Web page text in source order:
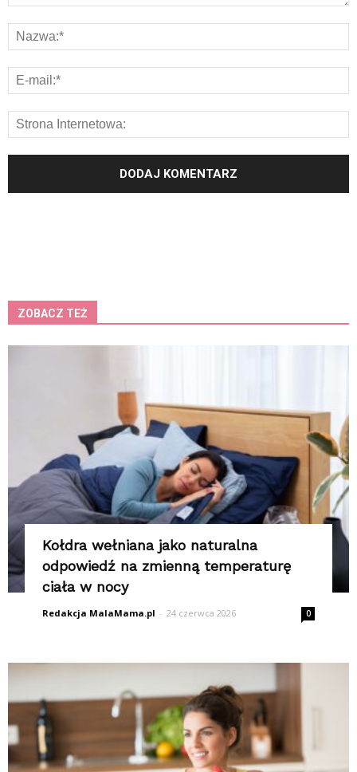
ZOBACZ TEŻ
Kołdra wełniana jako naturalna
odpowiedź na zmienną temperaturę
ciała w nocy
Redakcja MalaMama.pl - 24 czerwca 2026 0